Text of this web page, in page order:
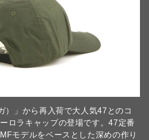
）」から再入荷で大人気47とのコ
ロラキャップの登場です。47定番
モデルをベースとした深めの作り